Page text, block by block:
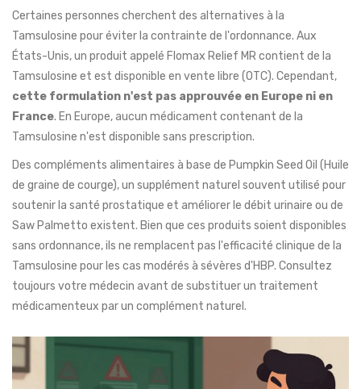
Certaines personnes cherchent des alternatives à la
Tamsulosine pour éviter la contrainte de l'ordonnance. Aux
États-Unis, un produit appelé Flomax Relief MR contient de la
Tamsulosine et est disponible en vente libre (OTC). Cependant,
cette formulation n'est pas approuvée en Europe ni en
France. En Europe, aucun médicament contenant de la
Tamsulosine n'est disponible sans prescription.
Des compléments alimentaires à base de Pumpkin Seed Oil (Huile
de graine de courge),un supplément naturel souvent utilisé pour
soutenir la santé prostatique et améliorer le débit urinaire ou de
Saw Palmetto existent. Bien que ces produits soient disponibles
sans ordonnance, ils ne remplacent pas l'efficacité clinique de la
Tamsulosine pour les cas modérés à sévères d'HBP. Consultez
toujours votre médecin avant de substituer un traitement
médicamenteux par un complément naturel.